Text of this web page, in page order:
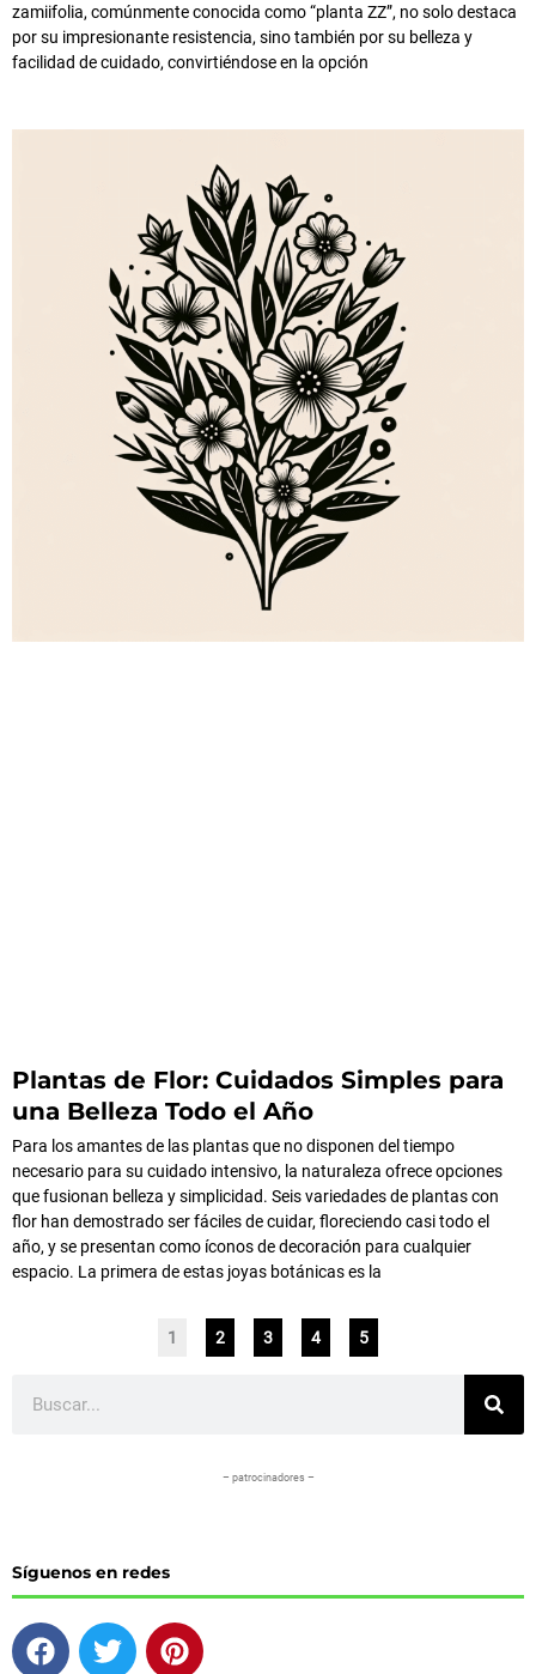
zamiifolia, comúnmente conocida como “planta ZZ”, no solo destaca
por su impresionante resistencia, sino también por su belleza y
facilidad de cuidado, convirtiéndose en la opción
Plantas de Flor: Cuidados Simples para
una Belleza Todo el Año
Para los amantes de las plantas que no disponen del tiempo
necesario para su cuidado intensivo, la naturaleza ofrece opciones
que fusionan belleza y simplicidad. Seis variedades de plantas con
flor han demostrado ser fáciles de cuidar, floreciendo casi todo el
año, y se presentan como íconos de decoración para cualquier
espacio. La primera de estas joyas botánicas es la
1 2 3 4 5
– patrocinadores –
Síguenos en redes
F
a
T
w
P
i